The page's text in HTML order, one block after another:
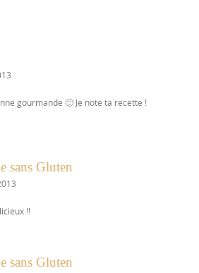
gourmande 🙂 Je note ta recette !
sans Gluten
!!
sans Gluten